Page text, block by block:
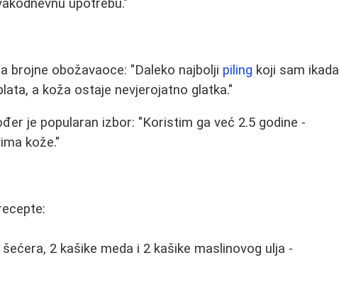
upotrebu."
brojne obožavaoce: "Daleko najbolji piling koji sam ikada
a koža ostaje nevjerojatno glatka."
je popularan izbor: "Koristim ga već 2.5 godine -
kože."
2 kašike meda i 2 kašike maslinovog ulja -